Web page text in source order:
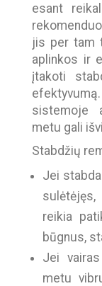
esant
jis per tam
aplinkos ir
įtakoti
sistemoje
metu gali
Stabdžių
Jei
reikia
būgnus,
Jei
metu